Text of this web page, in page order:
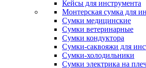
Кейсы для инструмента
Монтерская сумка для
Сумки медицинские
Сумки ветеринарные
Сумки кондуктора
Сумки-саквояжи для
Сумки-холодильники
Сумки электрика на